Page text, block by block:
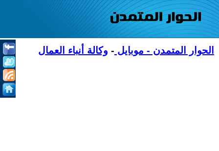
الحوار المتمدن - موبايل - وكالة أنباء العمال